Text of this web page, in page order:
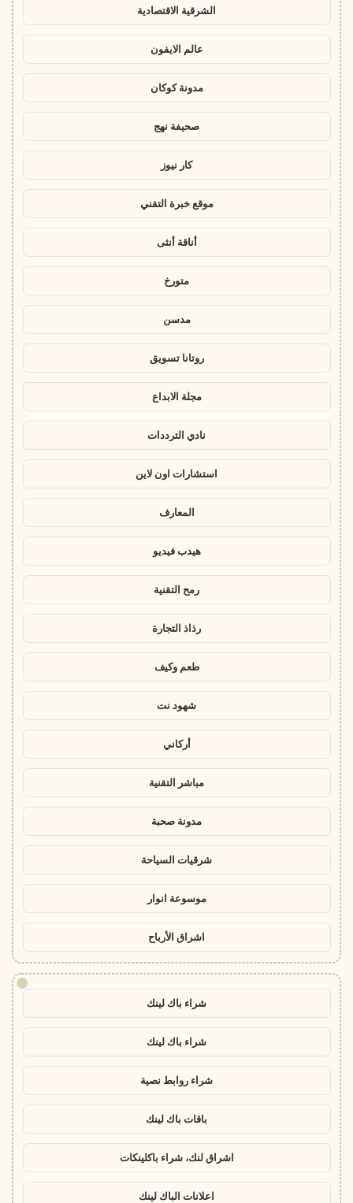
الشرقية الاقتصادية
عالم الايفون
مدونة كوكان
صحيفة نهج
كار نيوز
موقع خبرة التقني
أناقة أنثى
متورخ
مدسن
روتانا تسويق
مجلة الابداع
نادي الترددات
استشارات اون لاين
المعارف
هيدب فيديو
رمح التقنية
رذاذ التجارة
طعم وكيف
شهود نت
أركاني
مباشر التقنية
مدونة صحبة
شرقيات السياحة
موسوعة انوار
اشراق الأرباح
!
شراء باك لينك
شراء باك لينك
شراء روابط نصية
باقات باك لينك
اشراق لنك، شراء باكلينكات
اعلانات الباك لينك